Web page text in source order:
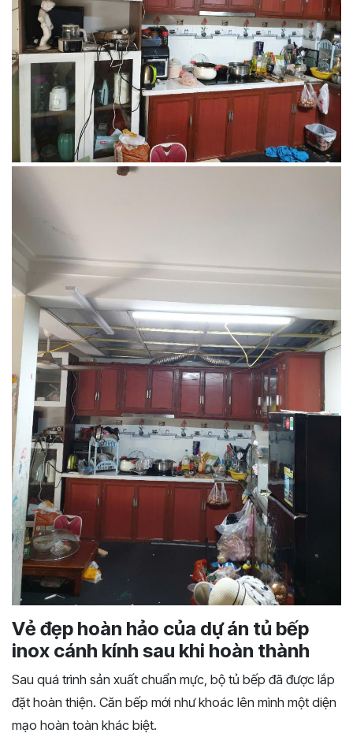
Vẻ đẹp hoàn hảo của dự án tủ bếp
inox cánh kính sau khi hoàn thành
Sau quá trình sản xuất chuẩn mực, bộ tủ bếp đã được lắp
đặt hoàn thiện. Căn bếp mới như khoác lên mình một diện
mạo hoàn toàn khác biệt.